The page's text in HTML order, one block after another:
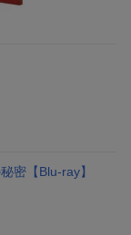
密【Blu-ray】